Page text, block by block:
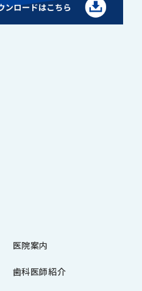
医院案内
歯科医師紹介